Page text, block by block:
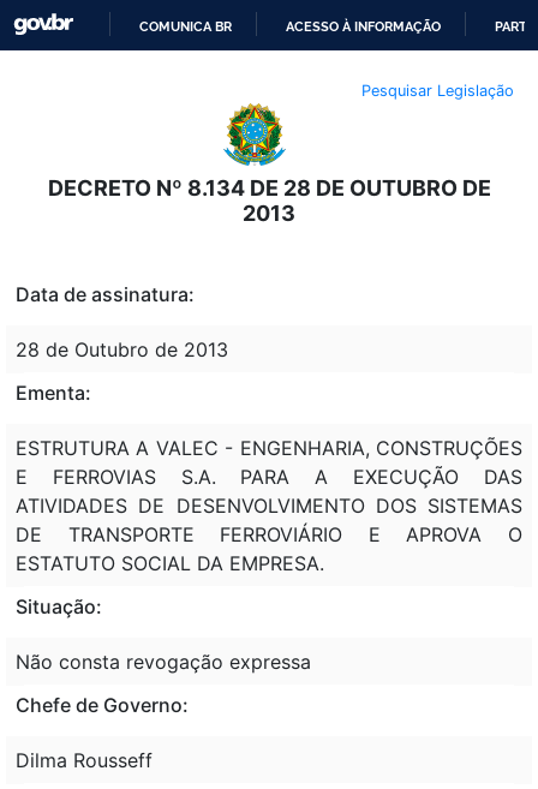
O
CONTEÚDO
COMUNICA BR ACESSO À INFORMAÇÃO
Pesquisar Legislação
DECRETO Nº 8.134 DE 28 DE OUTUBRO DE
2013
Data de assinatura:
28 de Outubro de 2013
Ementa:
ESTRUTURA A VALEC - ENGENHARIA, CONSTRUÇÕES
E FERROVIAS S.A. PARA A EXECUÇÃO DAS
ATIVIDADES DE DESENVOLVIMENTO DOS SISTEMAS
DE TRANSPORTE FERROVIÁRIO E APROVA O
ESTATUTO SOCIAL DA EMPRESA.
Situação:
Não consta revogação expressa
Chefe de Governo:
Dilma Rousseff